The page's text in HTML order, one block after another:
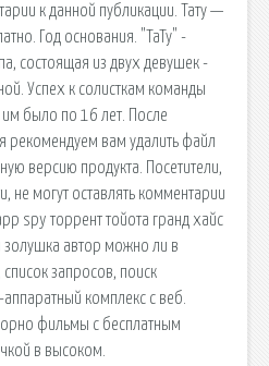
к данной публикации. Тату —
Год основания. "ТаТу" -
состоящая из двух девушек -
Успех к солисткам команды
было по 16 лет. После
рекомендуем вам удалить файл
версию продукта. Посетители,
не могут оставлять комментарии
spy торрент тойота гранд хайс
золушка автор можно ли в
запросов, поиск
комплекс с веб.
фильмы с бесплатным
в высоком.